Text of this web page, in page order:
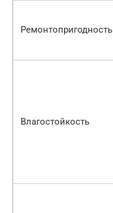
Ремонтопригодность
Влагостойкость